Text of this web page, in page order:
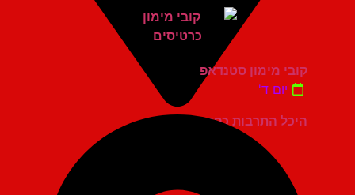
היכל התרבות כפר סבא
קובי מימון סטנדאפ
יום ד'